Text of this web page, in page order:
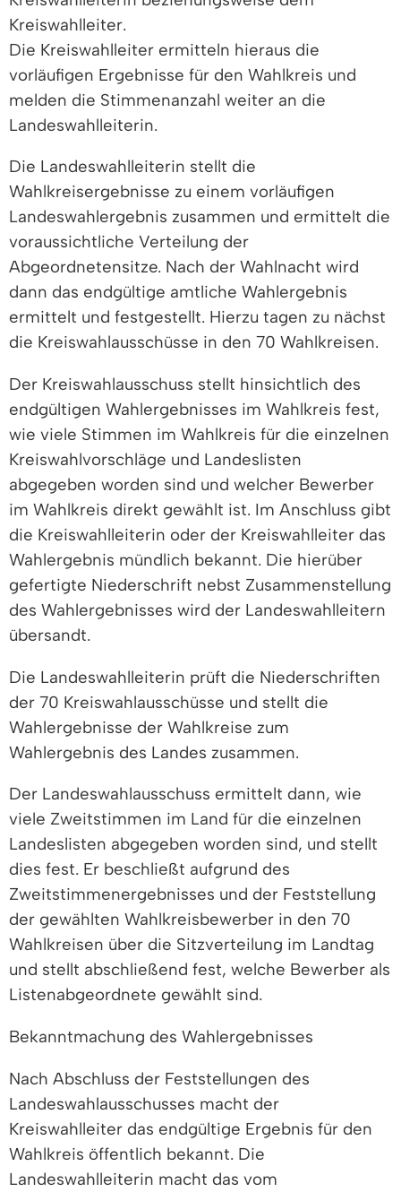
Kreiswahlleiter.
Die Kreiswahlleiter ermitteln hieraus die
vorläufigen Ergebnisse für den Wahlkreis und
melden die Stimmenanzahl weiter an die
Landeswahlleiterin.
Die Landeswahlleiterin stellt die
Wahlkreisergebnisse zu einem vorläufigen
Landeswahlergebnis zusammen und ermittelt die
voraussichtliche Verteilung der
Abgeordnetensitze. Nach der Wahlnacht wird
dann das endgültige amtliche Wahlergebnis
ermittelt und festgestellt. Hierzu tagen zu nächst
die Kreiswahlausschüsse in den 70 Wahlkreisen.
Der Kreiswahlausschuss stellt hinsichtlich des
endgültigen Wahlergebnisses im Wahlkreis fest,
wie viele Stimmen im Wahlkreis für die einzelnen
Kreiswahlvorschläge und Landeslisten
abgegeben worden sind und welcher Bewerber
im Wahlkreis direkt gewählt ist. Im Anschluss gibt
die Kreiswahlleiterin oder der Kreiswahlleiter das
Wahlergebnis mündlich bekannt. Die hierüber
gefertigte Niederschrift nebst Zusammenstellung
des Wahlergebnisses wird der Landeswahlleitern
übersandt.
Die Landeswahlleiterin prüft die Niederschriften
der 70 Kreiswahlausschüsse und stellt die
Wahlergebnisse der Wahlkreise zum
Wahlergebnis des Landes zusammen.
Der Landeswahlausschuss ermittelt dann, wie
viele Zweitstimmen im Land für die einzelnen
Landeslisten abgegeben worden sind, und stellt
dies fest. Er beschließt aufgrund des
Zweitstimmenergebnisses und der Feststellung
der gewählten Wahlkreisbewerber in den 70
Wahlkreisen über die Sitzverteilung im Landtag
und stellt abschließend fest, welche Bewerber als
Listenabgeordnete gewählt sind.
Bekanntmachung des Wahlergebnisses
Nach Abschluss der Feststellungen des
Landeswahlausschusses macht der
Kreiswahlleiter das endgültige Ergebnis für den
Wahlkreis öffentlich bekannt. Die
Landeswahlleiterin macht das vom